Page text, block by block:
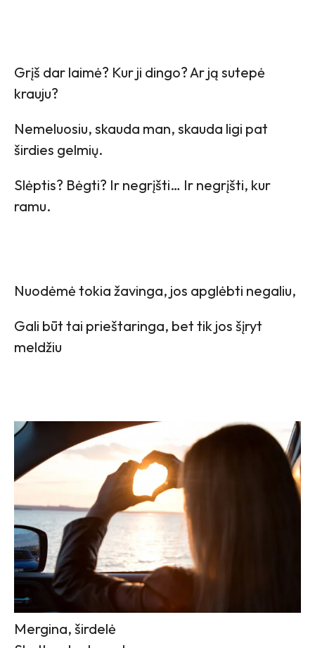
Grįš dar laimė? Kur ji dingo? Ar ją sutepė
krauju?
Nemeluosiu, skauda man, skauda ligi pat
širdies gelmių.
Slėptis? Bėgti? Ir negrįšti… Ir negrįšti, kur
ramu.
Nuodėmė tokia žavinga, jos apglėbti negaliu,
Gali būt tai prieštaringa, bet tik jos šįryt
meldžiu
Mergina, širdelė